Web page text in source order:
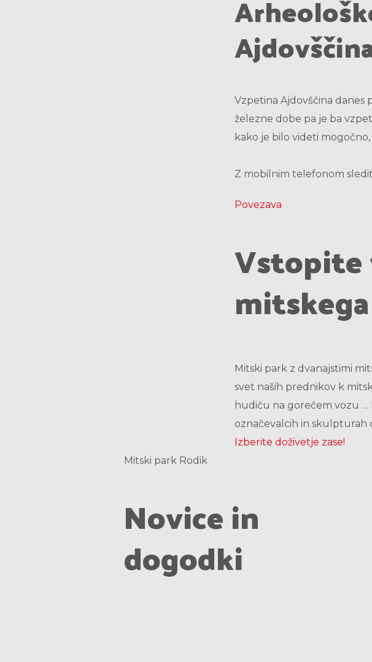
Vzpetina Ajdovščina danes
železne dobe pa je ba
kako je bilo videti
Z mobilnim telefonom
Povezava
Vstopite
Mitski park z dvanajstimi
svet naših prednikov k
hudiču na gorečem vozu …
označevalcih in skulpturah
Izberite doživetje zase!
Mitski park Rodik
Novice in
dogodki